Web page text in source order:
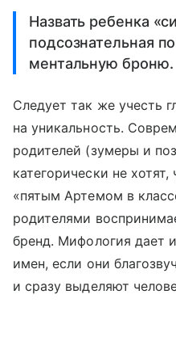
Назвать ребенка
подсознательная
ментальную броню.
Следует так же учесть
на уникальность.
родителей (зумеры и
категорически не
«пятым Артемом в
родителями
бренд. Мифология дает
имен, если они
и сразу выделяют